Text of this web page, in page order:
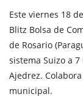
Este viernes 18
Blitz Bolsa de
de Rosario
sistema Suizo a
Ajedrez.
municipal.